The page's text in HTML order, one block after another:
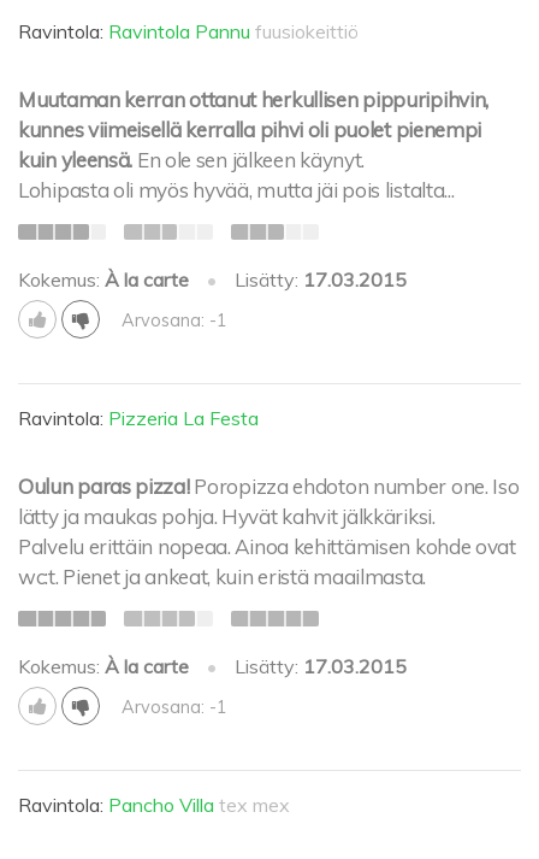
Ravintola: Ravintola Pannu fuusiokeittiö
Muutaman kerran ottanut herkullisen pippuripihvin,
kunnes viimeisellä kerralla pihvi oli puolet pienempi
kuin yleensä. En ole sen jälkeen käynyt.
Lohipasta oli myös hyvää, mutta jäi pois listalta...
Kokemus: À la carte • Lisätty: 17.03.2015
Arvosana: -1
Ravintola: Pizzeria La Festa
Oulun paras pizza! Poropizza ehdoton number one. Iso
lätty ja maukas pohja. Hyvät kahvit jälkkäriksi.
Palvelu erittäin nopeaa. Ainoa kehittämisen kohde ovat
wc:t. Pienet ja ankeat, kuin eristä maailmasta.
Kokemus: À la carte • Lisätty: 17.03.2015
Arvosana: -1
Ravintola: Pancho Villa tex mex